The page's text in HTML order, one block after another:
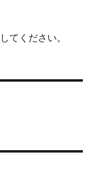
してください。